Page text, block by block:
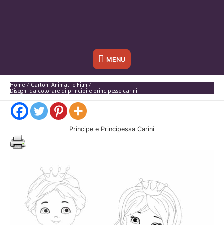
Sotto
l'header
MENU
Home Cartoni Animati e Film
Disegni da colorare di principi e principesse carini
Principe e Principessa Carini